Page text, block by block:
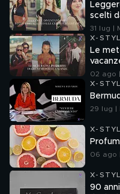
scelti
31 lug |
X-
Le
02 ago
X-
29 lug |
X-
06 ago
X-
90